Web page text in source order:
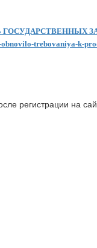
trebovaniya-k-
регистрации на